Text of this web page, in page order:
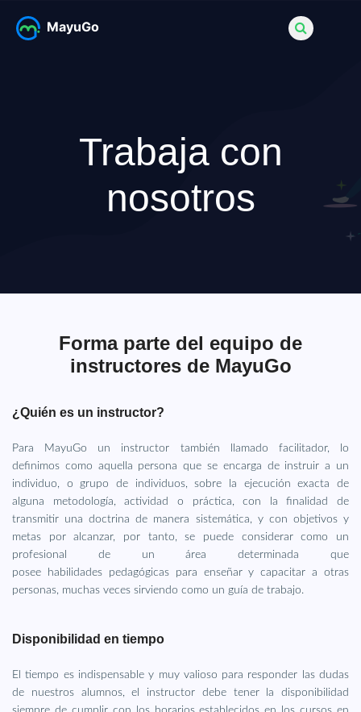
MayuGo
Trabaja con
nosotros
Forma parte del equipo de
instructores de MayuGo
¿Quién es un instructor?
Para MayuGo un instructor también llamado facilitador, lo
definimos como aquella persona que se encarga de instruir a un
individuo, o grupo de individuos, sobre la ejecución exacta de
alguna metodología, actividad o práctica, con la finalidad de
transmitir una doctrina de manera sistemática, y con objetivos y
metas por alcanzar, por tanto, se puede considerar como un
profesional de un área determinada que
posee habilidades pedagógicas para enseñar y capacitar a otras
personas, muchas veces sirviendo como un guía de trabajo.
Disponibilidad en tiempo
El tiempo es indispensable y muy valioso para responder las dudas
de nuestros alumnos, el instructor debe tener la disponibilidad